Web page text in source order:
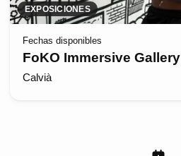
EXPOSICIONES
Fechas disponibles
FoKO Immersive Gallery
Calvià